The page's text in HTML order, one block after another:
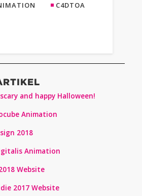
C4DTOA
and happy Halloween!
Animation
2018
Animation
Website
2017 Website